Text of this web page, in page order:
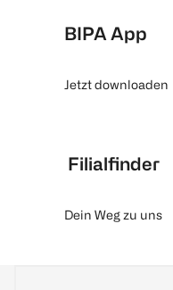
BIPA App
Jetzt downloaden
Filialfinder
Dein Weg zu uns